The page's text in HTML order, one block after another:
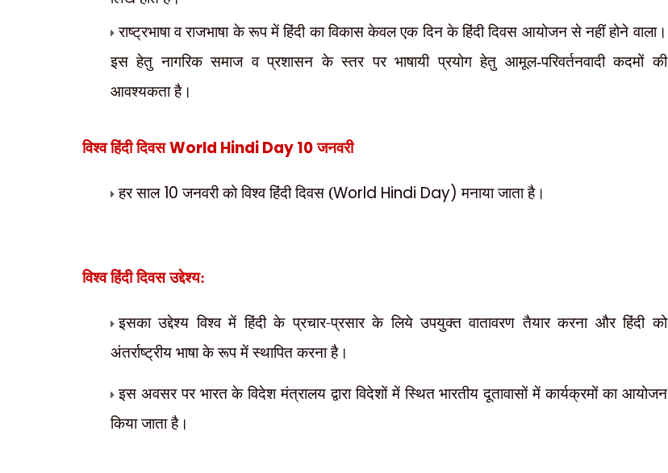
राष्ट्रभाषा व राजभाषा के रूप में हिंदी का विकास केवल एक दिन के हिंदी दिवस आयोजन से नहीं होने वाला।
इस हेतु नागरिक समाज व प्रशासन के स्तर पर भाषायी प्रयोग हेतु आमूल-परिवर्तनवादी कदमों की
आवश्यकता है।
विश्व हिंदी दिवसWorld Hindi Day10जनवरी
हर साल 10 जनवरी को विश्व हिंदी दिवस (World Hindi Day)मनाया जाता है।
विश्व हिंदी दिवसउद्देश्य:
इसका उद्देश्य विश्व में हिंदी के प्रचार-प्रसार के लिये उपयुक्त वातावरण तैयार करना और हिंदी को
अंतर्राष्ट्रीय भाषा के रूप में स्थापित करना है।
इस अवसर पर भारत के विदेश मंत्रालय द्वारा विदेशों में स्थित भारतीय दूतावासों में कार्यक्रमों का आयोजन
किया जाता है।